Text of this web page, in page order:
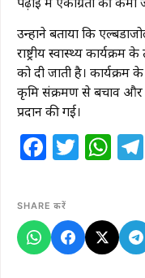
उन्होंने बताया कि
राष्ट्रीय स्वास्थ्य
को दी जाती है। कार्यक्रम
कृमि संक्रमण से बचाव और
प्रदान की गई।
SHARE करें